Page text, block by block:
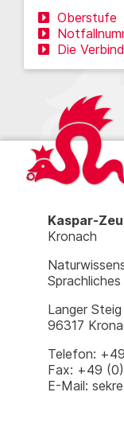
Oberstufe
Die
Kaspar-
Kronach
Langer Steig
96317
Telefon:
Fax: +49
E-Mail: